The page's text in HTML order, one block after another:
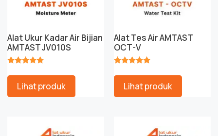
Alat Ukur Kadar Air Bijian
AMTAST JV010S
Lihat produk
Alat Tes Air AMTAST
OCT-V
Lihat produk